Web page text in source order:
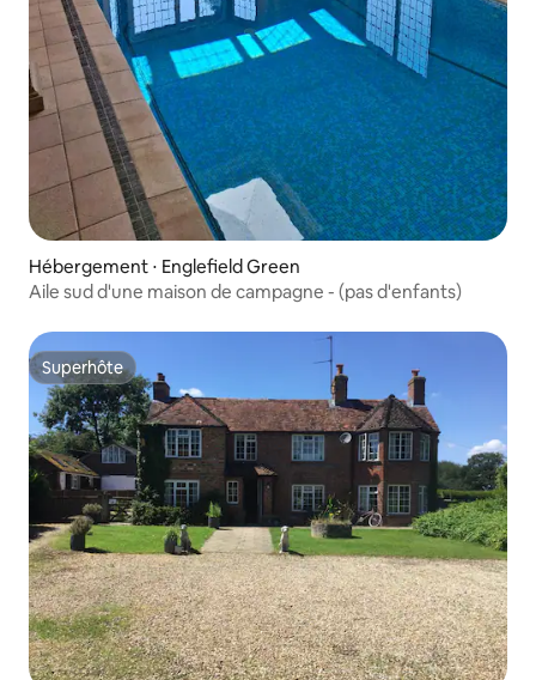
Hébergement ⋅ Englefield Green
Aile sud d'une maison de campagne - (pas d'enfants)
Superhôte
Superhôte